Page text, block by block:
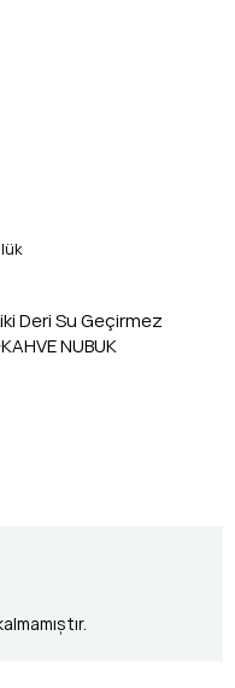
Deri Su Geçirmez
NUBUK